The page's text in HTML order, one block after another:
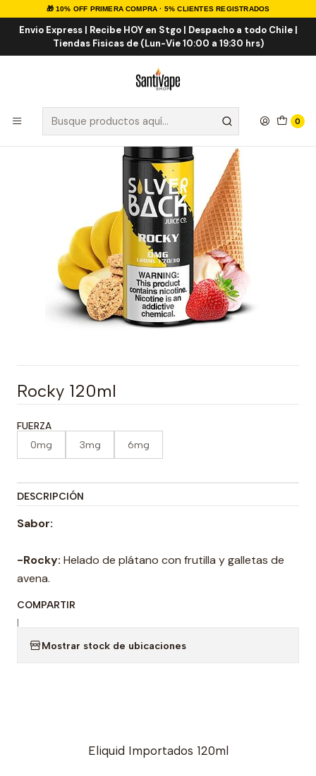
🎁 10% OFF PRIMERA COMPRA · 5% CLIENTES REGISTRADOS
Envio Express | Recibe HOY en Stgo | Despacho a todo Chile |
Tiendas Fisicas de (Lun-Vie 10:00 a 19:30 hrs)
0
Inicio E-LIQUID IMPORTADOS Eliquid Importados 120ml
Rocky 120ml
Rocky 120ml
FUERZA
0mg 3mg 6mg
DESCRIPCIÓN
Sabor:
-Rocky: Helado de plátano con frutilla y galletas de
avena.
COMPARTIR
|
Mostrar stock de ubicaciones
Eliquid Importados 120ml